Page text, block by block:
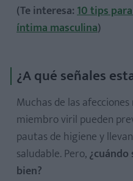
(Te interesa:10 tips
íntima masculina)
¿A qué señales
Muchas de las
miembro viril pueden
pautas de higiene y
saludable. Pero,
bien?